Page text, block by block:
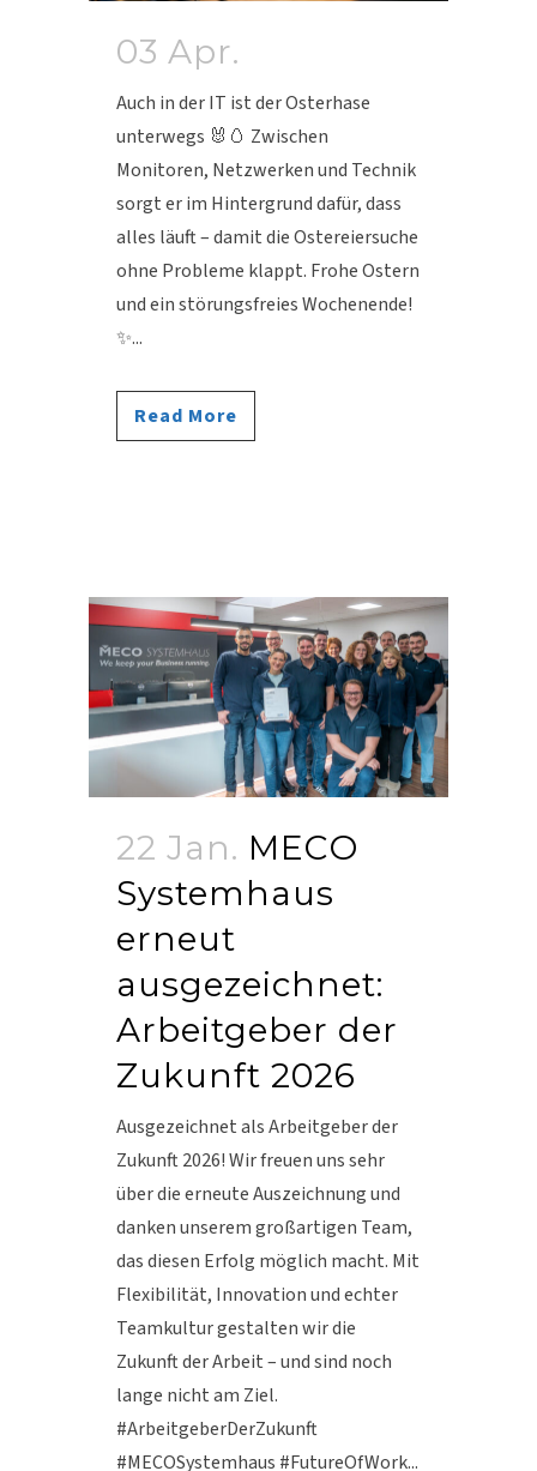
03 Apr.
Auch in der IT ist der Osterhase
unterwegs 🐰🥚 Zwischen
Monitoren, Netzwerken und Technik
sorgt er im Hintergrund dafür, dass
alles läuft – damit die Ostereiersuche
ohne Probleme klappt. Frohe Ostern
und ein störungsfreies Wochenende!
✨...
Read More
22 Jan. MECO
Systemhaus
erneut
ausgezeichnet:
Arbeitgeber der
Zukunft 2026
Ausgezeichnet als Arbeitgeber der
Zukunft 2026! Wir freuen uns sehr
über die erneute Auszeichnung und
danken unserem großartigen Team,
das diesen Erfolg möglich macht. Mit
Flexibilität, Innovation und echter
Teamkultur gestalten wir die
Zukunft der Arbeit – und sind noch
lange nicht am Ziel.
#ArbeitgeberDerZukunft
#MECOSystemhaus #FutureOfWork...